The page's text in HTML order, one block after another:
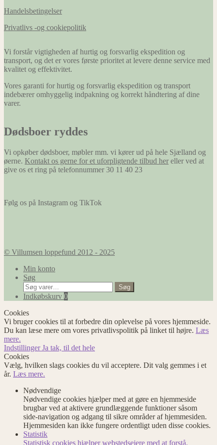
Handelsbetingelser
Privatlivs -og cookiepolitik
Vi forstår vigtigheden af hurtig og forsvarlig ekspedition og
transport, og det er vores første prioritet at levere denne service med
kvalitet og effektivitet.
Vores garanti for hurtig og forsvarlig ekspedition og transport
indebærer omhyggelig indpakning og korrekt håndtering af dine
varer.
Dødsboer ryddes
Vi opkøber dødsboer, møbler mm. vi kører ud på hele Sjælland og
øerne. Kontakt os gerne for et uforpligtende tilbud her eller ved at
give os et ring på telefonnummer 30 11 40 23
Følg os på Instagram og TikTok
© Villumsen loppefund 2012 - 2025
Min konto
Søg
Søg
efter:
Søg
Indkøbskurv 0
Cookies
Vi bruger cookies til at forbedre din oplevelse på vores hjemmeside.
Du kan læse mere om vores privatlivspolitik på linket til højre. Læs
mere.
IndstillingerJa tak, til det hele
Cookies
Vælg, hvilken slags cookies du vil acceptere. Dit valg gemmes i et
år. Læs mere.
Nødvendige
Nødvendige cookies hjælper med at gøre en hjemmeside
brugbar ved at aktivere grundlæggende funktioner såsom
side-navigation og adgang til sikre områder af hjemmesiden.
Hjemmesiden kan ikke fungere ordentligt uden disse cookies.
Statistik
Statistisk cookies hjælper webstedsejere med at forstå,